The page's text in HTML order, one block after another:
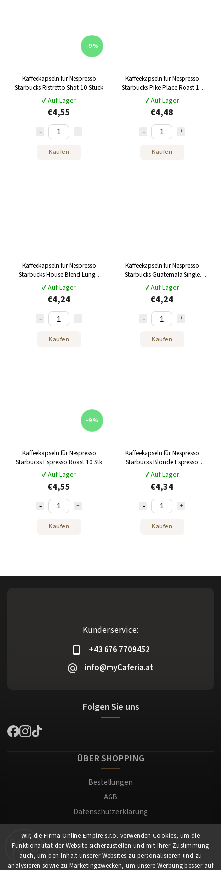
Wir, die Firma Online Empire s.r.o. verwenden Cookies, um die
Funktionalität der Website sicherzustellen und mit Ihrer Zustimmung
auch, um den Inhalt unserer Websites zu personalisieren und zu
analysieren sowie zu Marketingzwecken, um unsere Werbung besser auf
–9 %
Kaffeekapseln für Nespresso
Starbucks Ristretto Shot 10 Stück
✔ Auf Lager
€4,55
Kaufen
Kaffeekapseln für Nespresso
Starbucks Pike Place Roast 10
Stk
✔ Auf Lager
€4,48
Kaufen
Kaffeekapseln für Nespresso
Starbucks House Blend Lungo
10 Stk
✔ Auf Lager
€4,24
Kaufen
Kaffeekapseln für Nespresso
Starbucks Guatemala Single
Origin 10 Stk
✔ Auf Lager
€4,24
Kaufen
–9 %
Kaffeekapseln für Nespresso
Starbucks Espresso Roast 10 Stk
✔ Auf Lager
€4,55
Kaufen
Kaffeekapseln für Nespresso
Starbucks Blonde Espresso
Roast 10 Stk
✔ Auf Lager
€4,34
Kaufen
Kundenservice:
+43 676 7709452
info@myCaferia.at
Folgen Sie uns
ÜBER SHOPPING
Bestellungen
AGB
Datenschutzerklärung
Versand und Zahlung
Warenrücksendung
Impressum